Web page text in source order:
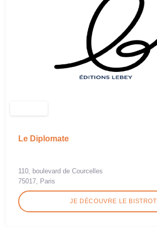
Le Diplomate
110, boulevard de Courcelles
75017, Paris
JE DÉCOUVRE LE BISTROT